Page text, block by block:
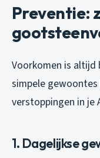
Preventie:
Voorkomen is altijd
simpele
verstoppingen in je
1. Dagelijkse